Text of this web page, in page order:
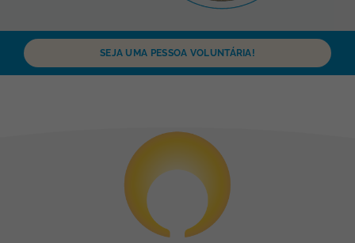
SEJA UMA PESSOA VOLUNTÁRIA!